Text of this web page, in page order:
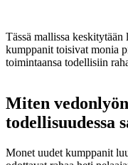
Tässä mallissa keskitytään
kumppanit toisivat monia
toimintaansa todellisiin
Miten
todellisuudessa
Monet uudet kumppanit